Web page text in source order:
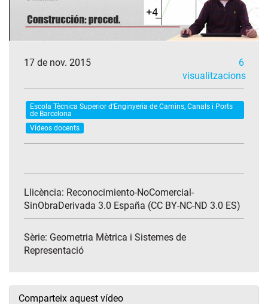
17 de nov. 2015
6
visualitzacions
Escola Tècnica Superior d'Enginyeria de Camins, Canals i Ports
de Barcelona
Vídeos docents
Llicència: Reconocimiento-NoComercial-
SinObraDerivada 3.0 España (CC BY-NC-ND 3.0 ES)
Sèrie: Geometria Mètrica i Sistemes de
Representació
Comparteix aquest vídeo